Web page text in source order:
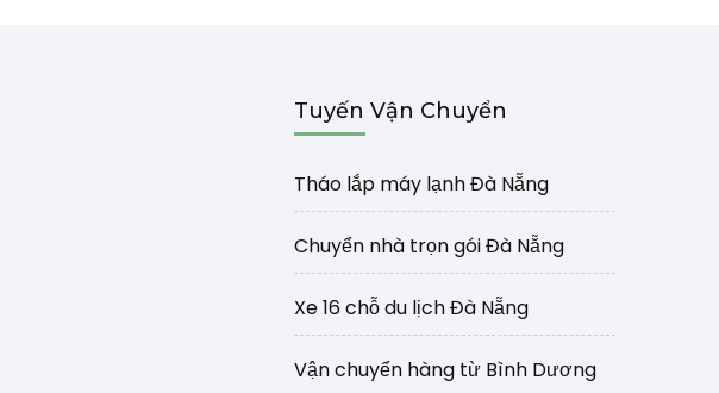
Tuyến Vận Chuyển
Tháo lắp máy lạnh Đà Nẵng
Chuyển nhà trọn gói Đà Nẵng
Xe 16 chỗ du lịch Đà Nẵng
Vận chuyển hàng từ Bình Dương